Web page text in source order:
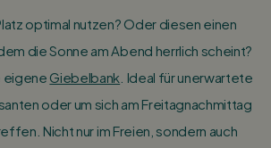
optimal nutzen? Oder diesen einen
die Sonne am Abend herrlich scheint?
eigene Giebelbank . Ideal für unerwartete
oder um sich am Freitagnachmittag
Nicht nur im Freien, sondern auch